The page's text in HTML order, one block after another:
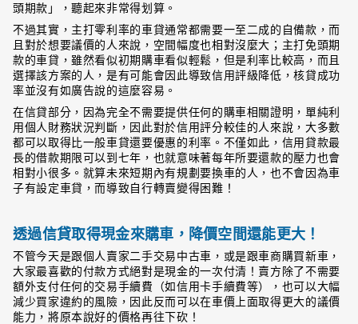
頭期款」，聽起來非常得划算。
不過其實，主打零利率的車貸通常都需要一至二成的自備款，而
且對於想要議價的人來說，空間幅度也相對沒麼大；主打免頭期
款的車貸，雖然看似初期購車看似輕鬆，但是利率比較高，而且
選擇該方案的人，是有可能會因此導致信用評級降低，核貸成功
率並沒有如廣告說的這麼容易。
在信貸部分，因為完全不需要提供任何的購車相關證明，單純利
用個人財務狀況判斷，因此對於信用評分較佳的人來說，大多數
都可以取得比一般車貸還要優惠的利率。不僅如此，信用貸款最
長的借款期限可以到七年，也就意味著每年所要還款的壓力也會
相對小很多。就算未來短期內有規劃要換車的人，也不會因為車
子有設定車貸，而導致自行轉賣變得困難！
透過信貸取得現金來購車，降價空間還能更大！
不管今天是跟個人賣家二手交易中古車，或是跟車商購買新車，
大家最喜歡的付款方式絕對是現金的一次付清！賣方除了不需要
額外支付任何的交易手續費（如信用卡手續費等），也可以大幅
減少買家違約的風險，因此反而可以在車價上面取得更大的議價
能力，將原本說好的價格再往下砍！